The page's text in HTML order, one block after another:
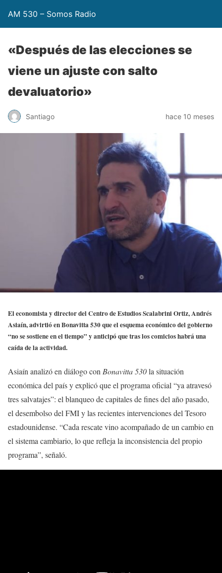
AM 530 – Somos Radio
«Después de las elecciones se
viene un ajuste con salto
devaluatorio»
Santiago hace 10 meses
El economista y director del Centro de Estudios Scalabrini Ortiz, Andrés
Asiaín, advirtió en Bonavitta 530 que el esquema económico del gobierno
“no se sostiene en el tiempo” y anticipó que tras los comicios habrá una
caída de la actividad.
Asiaín analizó en diálogo con Bonavitta 530la situación
económica del país y explicó que el programa oficial “ya atravesó
tres salvatajes”: el blanqueo de capitales de fines del año pasado,
el desembolso del FMI y las recientes intervenciones del Tesoro
estadounidense. “Cada rescate vino acompañado de un cambio en
el sistema cambiario, lo que refleja la inconsistencia del propio
programa”, señaló.